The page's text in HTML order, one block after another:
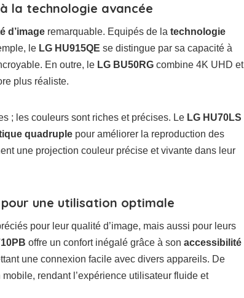
la technologie avancée
d’image remarquable. Equipés de la technologie
le LG HU915QE se distingue par sa capacité à
En outre, le LG BU50RG combine 4K UHD et
plus réaliste.
; les couleurs sont riches et précises. Le LG HU70LS
quadruple pour améliorer la reproduction des
une projection couleur précise et vivante dans leur
une utilisation optimale
pour leur qualité d’image, mais aussi pour leurs
offre un confort inégalé grâce à son accessibilité
une connexion facile avec divers appareils. De
rendant l’expérience utilisateur fluide et